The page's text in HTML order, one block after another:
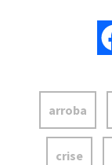
arroba
crise